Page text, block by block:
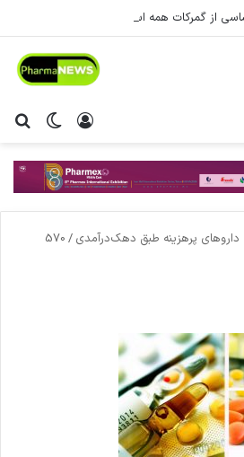
از گمرکات همه استان‌ها فراهم شد.
تغییر ورود
پرهزینه طبق دهک‌درآمدی /
570